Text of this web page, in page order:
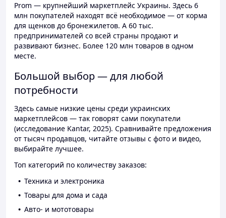
Prom — крупнейший маркетплейс Украины. Здесь 6
млн покупателей находят всё необходимое — от корма
для щенков до бронежилетов. А 60 тыс.
предпринимателей со всей страны продают и
развивают бизнес. Более 120 млн товаров в одном
месте.
Большой выбор — для любой
потребности
Здесь самые низкие цены среди украинских
маркетплейсов — так говорят сами покупатели
(исследование Kantar, 2025). Сравнивайте предложения
от тысяч продавцов, читайте отзывы с фото и видео,
выбирайте лучшее.
Топ категорий по количеству заказов:
Техника и электроника
Товары для дома и сада
Авто- и мототовары